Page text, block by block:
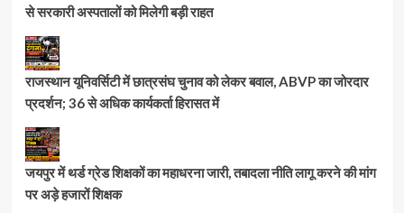
से सरकारी अस्पतालों को मिलेगी बड़ी राहत
राजस्थान यूनिवर्सिटी में छात्रसंघ चुनाव को लेकर बवाल, ABVP का जोरदार
प्रदर्शन; 36 से अधिक कार्यकर्ता हिरासत में
जयपुर में थर्ड ग्रेड शिक्षकों का महाधरना जारी, तबादला नीति लागू करने की मांग
पर अड़े हजारों शिक्षक